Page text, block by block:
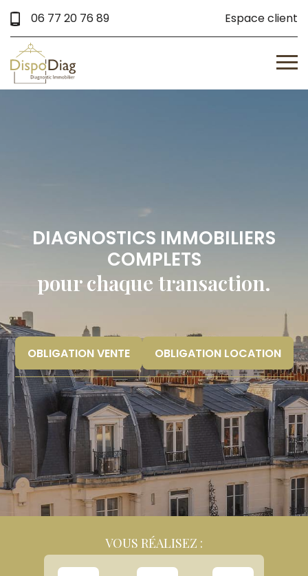
06 77 20 76 89 Espace client
DIAGNOSTICS IMMOBILIERS
COMPLETS
pour chaque transaction.
OBLIGATION VENTE OBLIGATION LOCATION
VOUS RÉALISEZ :